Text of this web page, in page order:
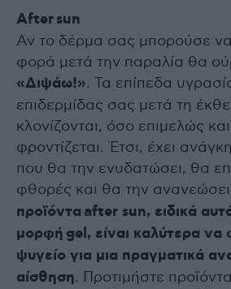
After sun
Αν το δέρμα σας μπορούσε να
φορά μετά την παραλία θα
«Διψάω!». Τα επίπεδα
επιδερμίδας σας μετά τη
κλονίζονται, όσο επιμελώς
φροντίζεται. Έτσι, έχει
που θα την ενυδατώσει, θα
φθορές και θα την
προϊόντα after sun, ειδικά
μορφή gel, είναι καλύτερα να
ψυγείο για μια πραγματικά
αίσθηση. Προτιμήστε